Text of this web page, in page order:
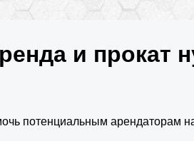
и прокат
потенциальным арендаторам